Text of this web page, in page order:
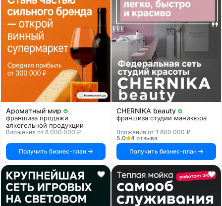
Ароматный мир
франшиза продажи
алкогольной продукции
Вложения от 8 000 000 ₽
Получить бизнес-план
CHERNIKA beauty
франшиза студии маникюра
Вложения от 1 800 000 ₽
5.0
4 отзыва
Получить бизнес-план